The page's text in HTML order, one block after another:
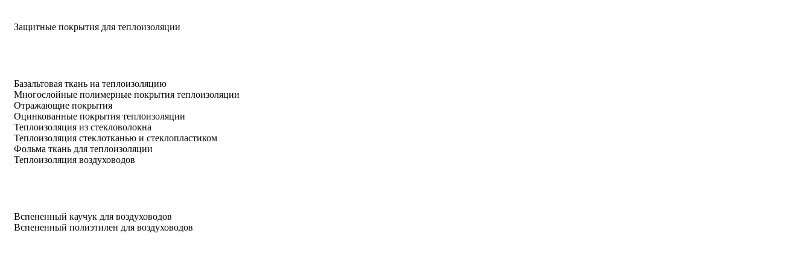
Защитные покрытия для теплоизоляции
Базальтовая ткань на теплоизоляцию
Многослойные полимерные покрытия теплоизоляции
Отражающие покрытия
Оцинкованные покрытия теплоизоляции
Теплоизоляция из стекловолокна
Теплоизоляция стеклотканью и стеклопластиком
Фольма ткань для теплоизоляции
Теплоизоляция воздуховодов
Вспененный каучук для воздуховодов
Вспененный полиэтилен для воздуховодов